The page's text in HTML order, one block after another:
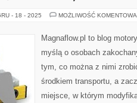
- 18 - 2025 MOŻLIWOŚĆ
Magnaflow.pl to blog
myślą o osobach
tym, co można z nimi
środkiem transportu, a
miejsce, w którym